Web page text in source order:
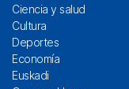
Ciencia y salud
Cultura
Deportes
Economía
Euskadi